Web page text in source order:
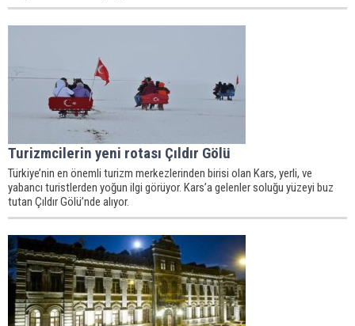
Turizmcilerin yeni rotası Çıldır Gölü
Türkiye’nin en önemli turizm merkezlerinden birisi olan Kars, yerli, ve
yabancı turistlerden yoğun ilgi görüyor. Kars’a gelenler soluğu yüzeyi buz
tutan Çıldır Gölü’nde alıyor.